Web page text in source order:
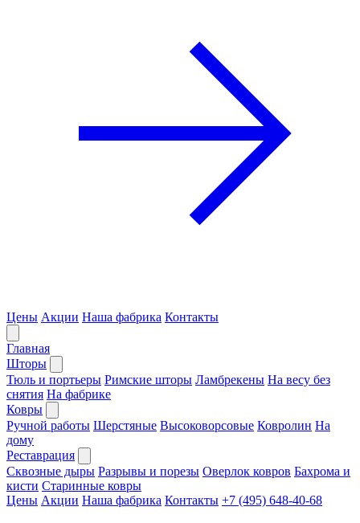
Цены Акции Наша фабрика Контакты
Главная
Шторы
Тюль и портьеры Римские шторы Ламбрекены На весу без
снятия На фабрике
Ковры
Ручной работы Шерстяные Высоковорсовые Ковролин На
дому
Реставрация
Сквозные дыры Разрывы и порезы Оверлок ковров Бахрома и
кисти Старинные ковры
Цены Акции Наша фабрика Контакты +7 (495) 648-40-68